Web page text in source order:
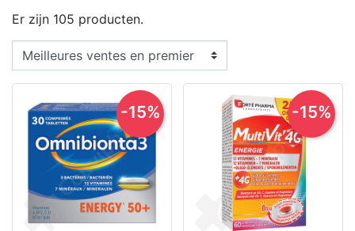
Er zijn 105 producten.
-15% -15%